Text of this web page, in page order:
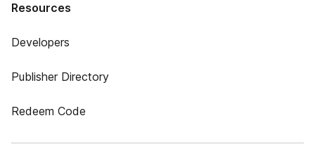
Resources
Developers
Publisher Directory
Redeem Code